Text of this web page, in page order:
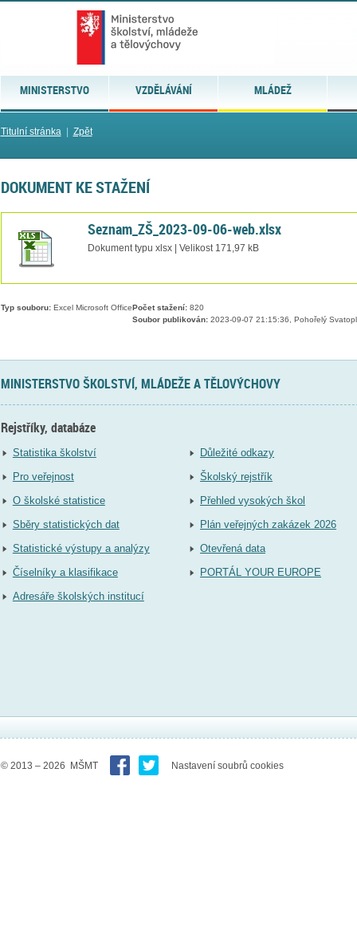
MINISTERSTVO VZDĚLÁVÁNÍ MLÁDEŽ
Titulní stránka| Zpět
DOKUMENT KE STAŽENÍ
Seznam_ZŠ_2023-09-06-web.xlsx
Dokument typu xlsx | Velikost 171,97 kB
Typ souboru:Excel Microsoft Office Počet stažení:820
Soubor publikován:2023-09-07 21:15:36, Pohořelý
MINISTERSTVO ŠKOLSTVÍ, MLÁDEŽE A TĚLOVÝCHOVY
Rejstříky, databáze
Statistika školství
Pro veřejnost
O školské statistice
Sběry statistických dat
Statistické výstupy a analýzy
Číselníky a klasifikace
Adresáře školských institucí
Důležité odkazy
Školský rejstřík
Přehled vysokých škol
Plán veřejných zakázek 2026
Otevřená data
PORTÁL YOUR EUROPE
© 2013 – 2026 MŠMT Nastavení soubrů cookies